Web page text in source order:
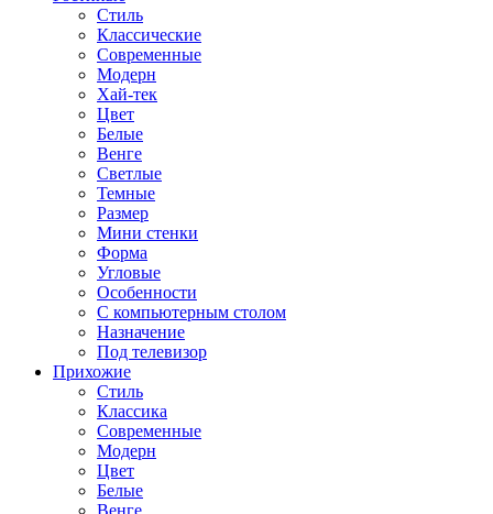
Стиль
Классические
Современные
Модерн
Хай-тек
Цвет
Белые
Венге
Светлые
Темные
Размер
Мини стенки
Форма
Угловые
Особенности
С компьютерным столом
Назначение
Под телевизор
Прихожие
Стиль
Классика
Современные
Модерн
Цвет
Белые
Венге